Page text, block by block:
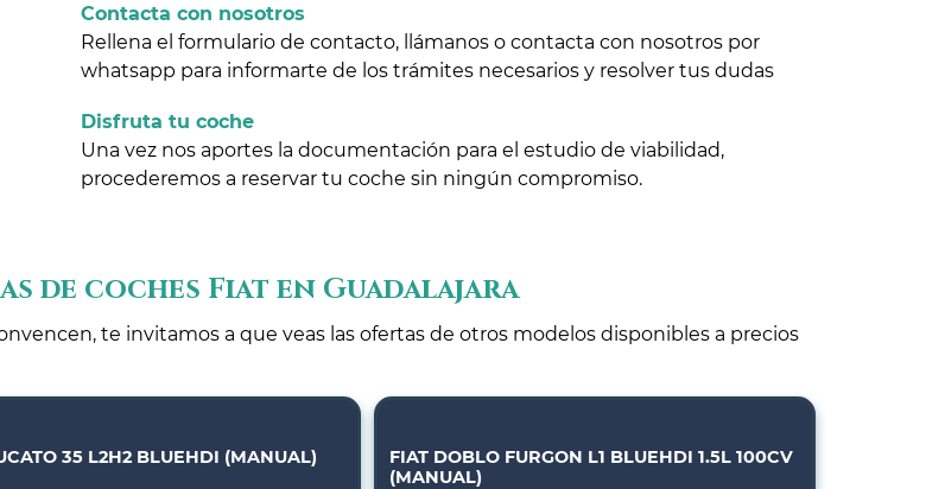
Contacta con nosotros
Rellena el formulario de contacto, llámanos o contacta con nosotros por
whatsapp para informarte de los trámites necesarios y resolver tus dudas
Disfruta tu coche
Una vez nos aportes la documentación para el estudio de viabilidad,
procederemos a reservar tu coche sin ningún compromiso.
de coches Fiat en Guadalajara
te invitamos a que veas las ofertas de otros modelos disponibles a precios
35 L2H2 BLUEHDI (MANUAL)
FIAT DOBLO FURGON L1 BLUEHDI 1.5L 100CV
(MANUAL)